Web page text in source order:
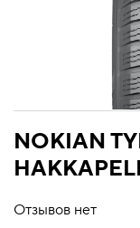
NOKIAN
Отзывов нет